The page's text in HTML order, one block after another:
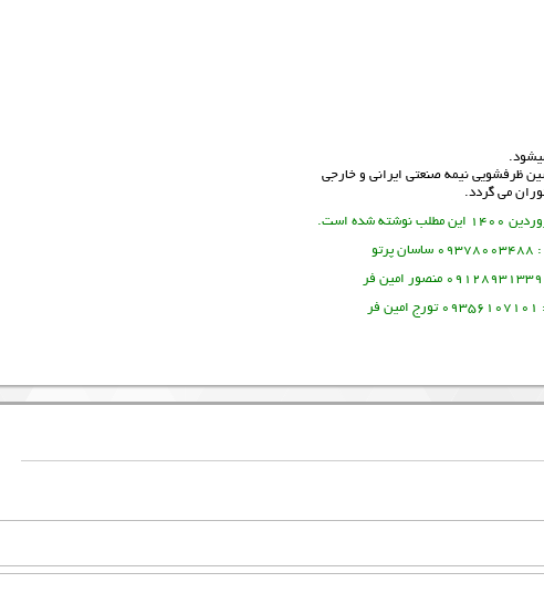
ظرفشویی نیمه صنعتی ایرانی و خارجی
می گردد.